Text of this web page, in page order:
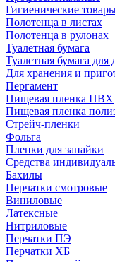
Гигиенические
Полотенца в листах
Полотенца в рулонах
Туалетная бумага
Туалетная бумага для
Для хранения и
Пергамент
Пищевая пленка ПВХ
Пищевая пленка
Стрейч-пленки
Фольга
Пленки для запайки
Средства
Бахилы
Перчатки смотровые
Виниловые
Латексные
Нитриловые
Перчатки ПЭ
Перчатки ХБ